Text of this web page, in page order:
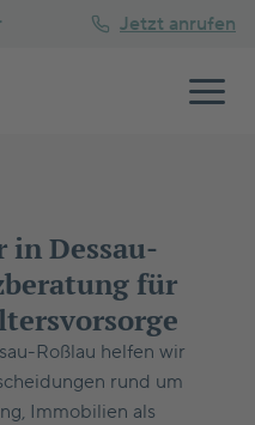
Jetzt anrufen
in Dessau-
für
Roßlau helfen wir
rund um
Immobilien als